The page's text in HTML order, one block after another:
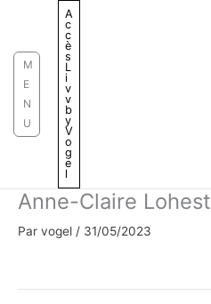
M
E
N
U
A
c
c
è
s
L
i
v
v
b
y
V
o
g
e
l
Anne-Claire Lohest
Par vogel / 31/05/2023